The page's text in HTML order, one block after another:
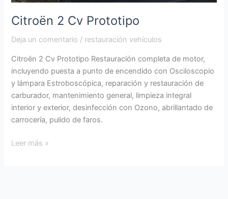
Citroën 2 Cv Prototipo
Deja un comentario / restauración vehículos
Citroën 2 Cv Prototipo Restauración completa de motor,
incluyendo puesta a punto de encendido con Osciloscopio
y lámpara Estroboscópica, reparación y restauración de
carburador, mantenimiento general, limpieza integral
interior y exterior, desinfección con Ozono, abrillantado de
carrocería, pulido de faros.
Leer más »